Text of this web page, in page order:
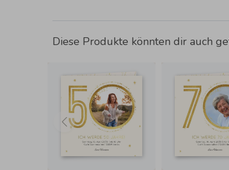
Diese Produkte könnten dir auch